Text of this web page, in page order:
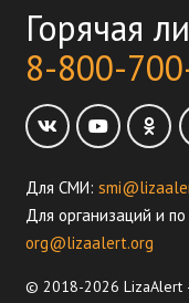
Горячая
8-800-
Для СМИ:
Для организаций и
org@lizaalert.org
© 2018-2026 LizaAlert